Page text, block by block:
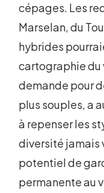
cépages. Les
Marselan, du
hybrides
cartographie du
demande pour
plus souples, a
à repenser les
diversité jamais
potentiel de
permanente au